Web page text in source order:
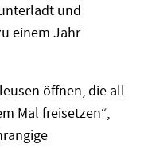
und
einem Jahr
öffnen, die all
Mal freisetzen“,